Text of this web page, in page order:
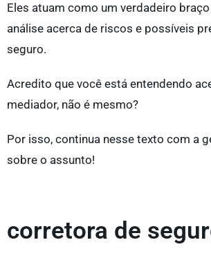
Eles atuam como um verdadeiro
análise acerca de riscos e possíveis
seguro.
Acredito que você está entendendo
mediador, não é mesmo?
Por isso, continua nesse texto com a
sobre o assunto!
corretora de